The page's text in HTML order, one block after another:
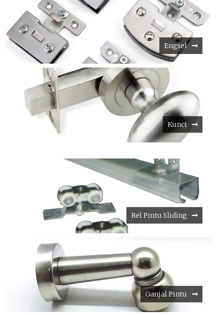
Engsel
Kunci
Rel Pintu Sliding
Ganjal Pintu